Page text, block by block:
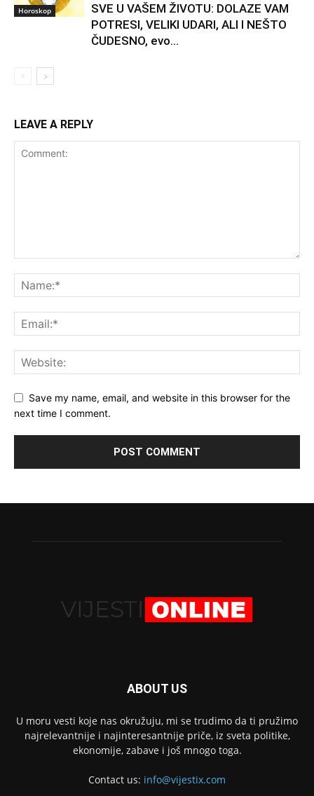
Horoskop
SVE U VAŠEM ŽIVOTU: DOLAZE VAM
POTRESI, VELIKI UDARI, ALI I NEŠTO
ČUDESNO, evo...
LEAVE A REPLY
Save my name, email, and website in this browser for the
next time I comment.
ABOUT US
U moru vesti koje nas okružuju, mi se trudimo da ti pružimo
najrelevantnije i najinteresantnije priče, iz sveta politike,
ekonomije, zabave i još mnogo toga.
Contact us: info@vijestix.com